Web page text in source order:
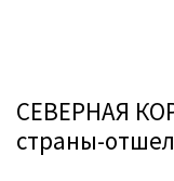
СЕВЕРНАЯ
страны-